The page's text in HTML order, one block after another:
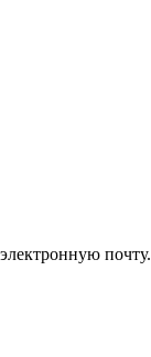
почту.